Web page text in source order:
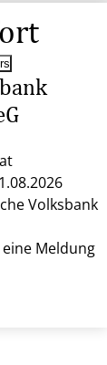
Volksbank
Meldung